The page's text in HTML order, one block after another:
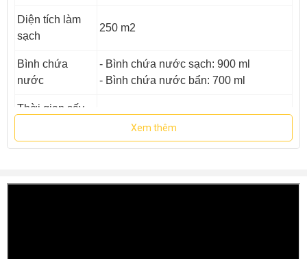
Diện tích làm
sạch
250 m2
Bình chứa
nước
- Bình chứa nước sạch: 900 ml
- Bình chứa nước bẩn: 700 ml
Thời gian sấy
1,5 Giờ
Xuất xứ Trung Quốc
Bảo hành 18 Tháng
Xem thêm